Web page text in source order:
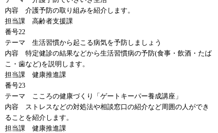
内容
介護予防の取り組みを紹介します。
担当課
高齢者支援課
番号22
テーマ
生活習慣から起こる病気を予防しましょう
内容
特定健診の結果などから生活習慣病の予防(食事・飲酒・たば
こ・歯など)を説明します。
担当課
健康推進課
番号23
テーマ
こころの健康づくり「ゲートキーパー養成講座」
内容
ストレス などの対処法や相談窓口の紹介など周囲の人ができ
ることを紹介します。
担当課
健康推進課